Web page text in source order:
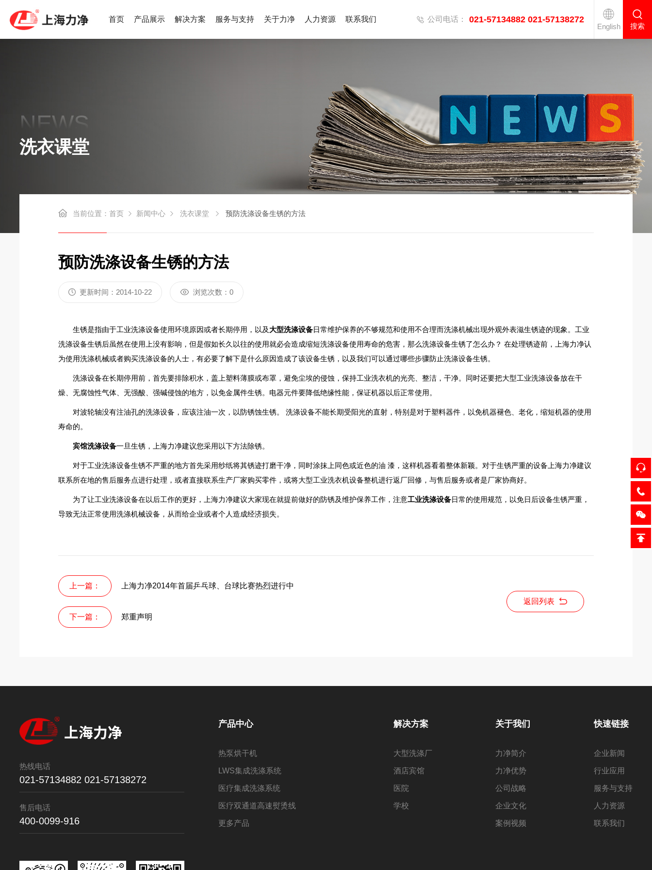
搜索
English
公司电话： 021-57134882 021-57138272
首页 产品展示
医疗集成洗涤系统
高速后整理系列 工业洗衣机系列 工业烘干机系列
辅助设备 衣服后整理设备
解决方案
解决方案
案例视频
服务与支持 关于力净 人力资源 联系我们
NEWS
洗衣课堂
当前位置：首页 新闻中心 洗衣课堂 预防洗涤设备生锈的方法
预防洗涤设备生锈的方法
更新时间：2014-10-22 浏览次数：0
生锈是指由于工业洗涤设备使用环境原因或者长期停用，以及 大型洗涤设备日常维护保养的不够规范和使用不合理而洗涤机械出现外观外表滋生锈迹的现象。工业
洗涤设备生锈后虽然在使用上没有影响，但是假如长久以往的使用就必会造成缩短洗涤设备使用寿命的危害，那么洗涤设备生锈了怎么办？ 在处理锈迹前，上海力净认
为使用洗涤机械或者购买洗涤设备的人士，有必要了解下是什么原因造成了该设备生锈，以及我们可以通过哪些步骤防止洗涤设备生锈。
洗涤设备在长期停用前，首先要排除积水，盖上塑料薄膜或布罩，避免尘埃的侵蚀，保持工业洗衣机的光亮、整洁，干净。同时还要把大型工业洗涤设备放在干
燥、无腐蚀性气体、无强酸、强碱侵蚀的地方，以免金属件生锈。电器元件要降低绝缘性能，保证机器以后正常使用。
对波轮轴没有注油孔的洗涤设备，应该注油一次，以防锈蚀生锈。 洗涤设备不能长期受阳光的直射，特别是对于塑料器件，以免机器褪色、老化，缩短机器的使用
寿命的。
宾馆洗涤设备一旦生锈，上海力净建议您采用以下方法除锈。
对于工业洗涤设备生锈不严重的地方首先采用纱纸将其锈迹打磨干净，同时涂抹上同色或近色的油 漆，这样机器看着整体新颖。对于生锈严重的设备上海力净建议
联系所在地的售后服务点进行处理，或者直接联系生产厂家购买零件，或将大型工业洗衣机设备整机进行返厂回修，与售后服务或者是厂家协商好。
为了让工业洗涤设备在以后工作的更好，上海力净建议大家现在就提前做好的防锈及维护保养工作，注意工业洗涤设备日常的使用规范，以免日后设备生锈严重，
导致无法正常使用洗涤机械设备，从而给企业或者个人造成经济损失。
上一篇： 上海力净2014年首届乒乓球、台球比赛热烈进行中
下一篇： 郑重声明
返回列表
热线电话
021-57134882 021-57138272
售后电话
400-0099-916
产品中心
热泵烘干机
LWS集成洗涤系统
医疗集成洗涤系统
医疗双通道高速熨烫线
更多产品
解决方案
大型洗涤厂
酒店​宾馆
医院
学校
关于我们
力净简介
力净优势
公司战略
企业文化
案例视频
快速链接
企业新闻
行业应用
服务与支持
人力资源
联系我们